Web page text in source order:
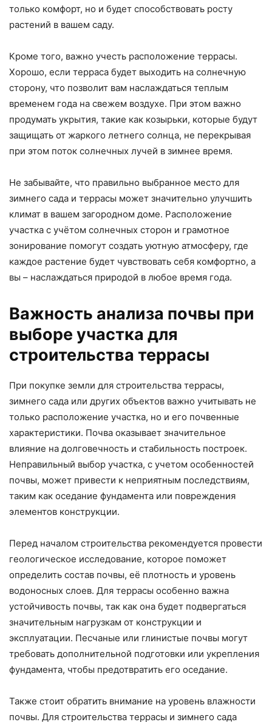
только комфорт, но и будет способствовать росту
растений в вашем саду.
Кроме того, важно учесть расположение террасы.
Хорошо, если терраса будет выходить на солнечную
сторону, что позволит вам наслаждаться теплым
временем года на свежем воздухе. При этом важно
продумать укрытия, такие как козырьки, которые будут
защищать от жаркого летнего солнца, не перекрывая
при этом поток солнечных лучей в зимнее время.
Не забывайте, что правильно выбранное место для
зимнего сада и террасы может значительно улучшить
климат в вашем загородном доме. Расположение
участка с учётом солнечных сторон и грамотное
зонирование помогут создать уютную атмосферу, где
каждое растение будет чувствовать себя комфортно, а
вы – наслаждаться природой в любое время года.
Важность анализа почвы при
выборе участка для
строительства террасы
При покупке земли для строительства террасы,
зимнего сада или других объектов важно учитывать не
только расположение участка, но и его почвенные
характеристики. Почва оказывает значительное
влияние на долговечность и стабильность построек.
Неправильный выбор участка, с учетом особенностей
почвы, может привести к неприятным последствиям,
таким как оседание фундамента или повреждения
элементов конструкции.
Перед началом строительства рекомендуется провести
геологическое исследование, которое поможет
определить состав почвы, её плотность и уровень
водоносных слоев. Для террасы особенно важна
устойчивость почвы, так как она будет подвергаться
значительным нагрузкам от конструкции и
эксплуатации. Песчаные или глинистые почвы могут
требовать дополнительной подготовки или укрепления
фундамента, чтобы предотвратить его оседание.
Также стоит обратить внимание на уровень влажности
почвы. Для строительства террасы и зимнего сада